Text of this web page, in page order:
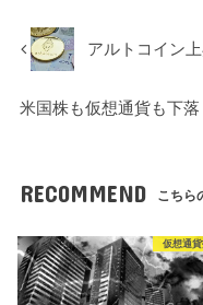
アルトコイン
米国株も仮想通貨も下落
RECOMMEND こちら
仮想通